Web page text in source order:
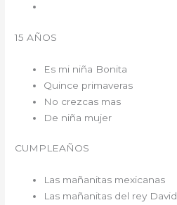
15 AÑOS
Es mi niña Bonita
Quince primaveras
No crezcas mas
De niña mujer
CUMPLEAÑOS
Las mañanitas mexicanas
Las mañanitas del rey David